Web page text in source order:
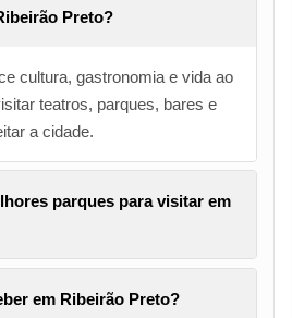
Preto?
cultura, gastronomia e vida ao
teatros, parques, bares e
a cidade.
parques para visitar em
em Ribeirão Preto?